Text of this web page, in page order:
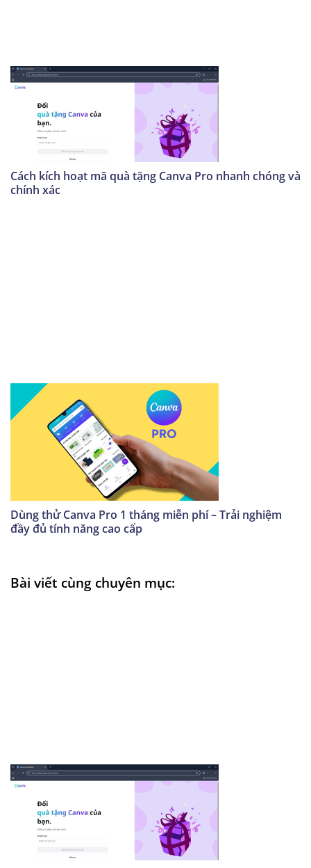
Cách kích hoạt mã quà tặng Canva Pro nhanh chóng và
chính xác
Dùng thử Canva Pro 1 tháng miễn phí – Trải nghiệm
đầy đủ tính năng cao cấp
Bài viết cùng chuyên mục: